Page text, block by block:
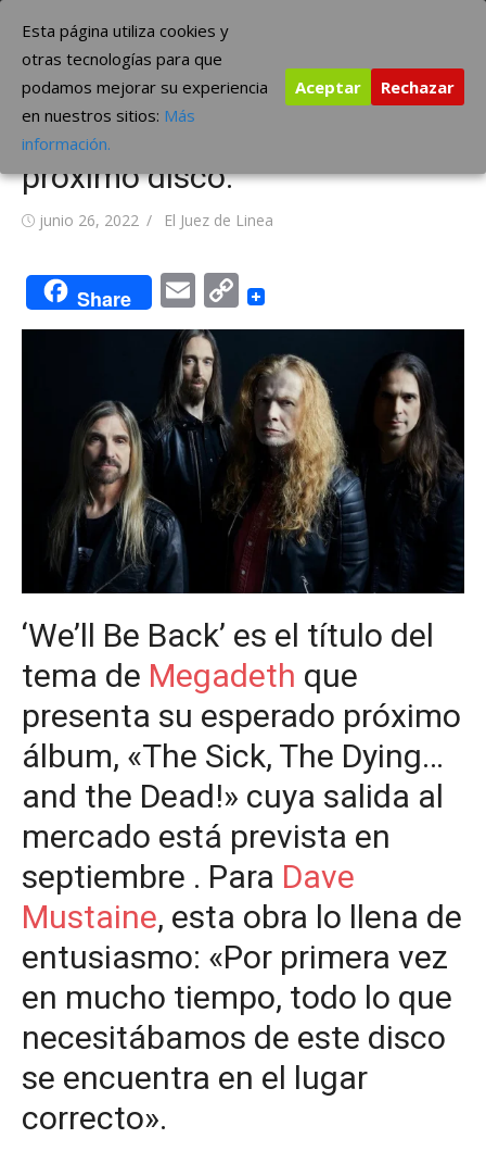
contenido
The Borderline Music
Megadeth presenta single
‘We’ll Be Back’, adelanto de su
próximo disco.
Publicada
junio 26, 2022 Autor
El Juez de Linea
Share EmailCopy
Link
‘We’ll Be Back’ es el título del
tema de Megadeth que
presenta su esperado próximo
álbum, «The Sick, The Dying…
and the Dead!» cuya salida al
mercado está prevista en
septiembre . Para Dave
Mustaine, esta obra lo llena de
entusiasmo: «Por primera vez
en mucho tiempo, todo lo que
necesitábamos de este disco
se encuentra en el lugar
correcto».
Esta página utiliza cookies y
otras tecnologías para que
podamos mejorar su experiencia
en nuestros sitios: Más
información.
Aceptar Rechazar